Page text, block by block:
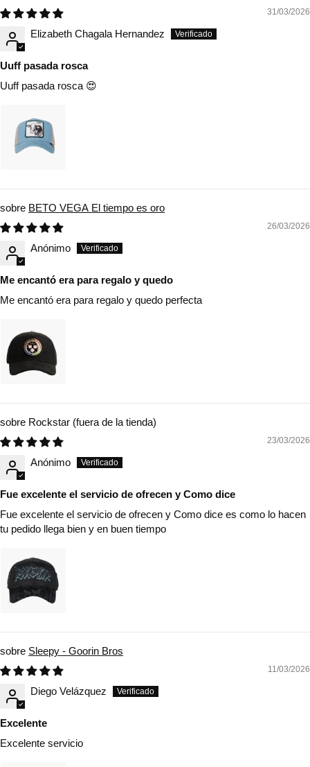
31/03/2026
Elizabeth Chagala Hernandez
Uuff pasada rosca
Uuff pasada rosca 😍
BETO VEGA El tiempo es oro
26/03/2026
Anónimo
Me encantó era para regalo y quedo
Me encantó era para regalo y quedo perfecta
Rockstar
23/03/2026
Anónimo
Fue excelente el servicio de ofrecen y Como dice
Fue excelente el servicio de ofrecen y Como dice es como lo hacen
tu pedido llega bien y en buen tiempo
Sleepy - Goorin Bros
11/03/2026
Diego Velázquez
Excelente
Excelente servicio